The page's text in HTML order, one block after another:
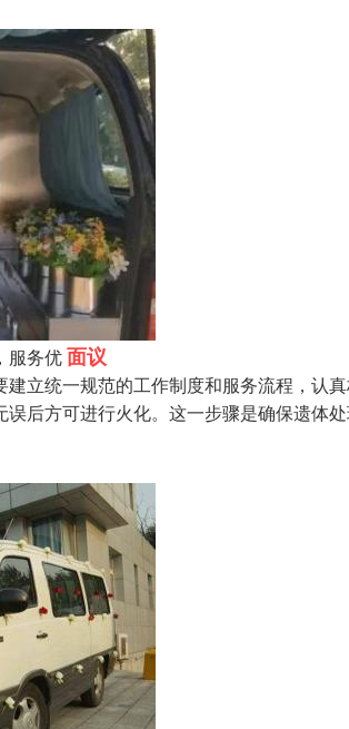
服务优面议
立统一规范的工作制度和服务流程，认
后方可进行火化。这一步骤是确保遗体